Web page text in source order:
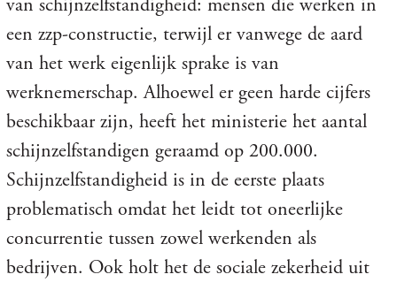
van schijnzelfstandigheid: mensen die werken in
een zzp-constructie, terwijl er vanwege de aard
van het werk eigenlijk sprake is van
werknemerschap. Alhoewel er geen harde cijfers
beschikbaar zijn, heeft het ministerie het aantal
schijnzelfstandigen geraamd op 200.000.
Schijnzelfstandigheid is in de eerste plaats
problematisch omdat het leidt tot oneerlijke
concurrentie tussen zowel werkenden als
bedrijven. Ook holt het de sociale zekerheid uit